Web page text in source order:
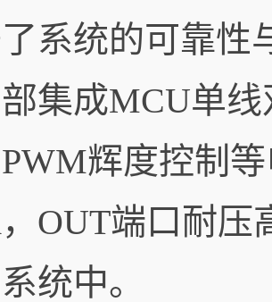
系统的可靠性
集成MCU单
辉度控制
OUT端口耐压
统中。